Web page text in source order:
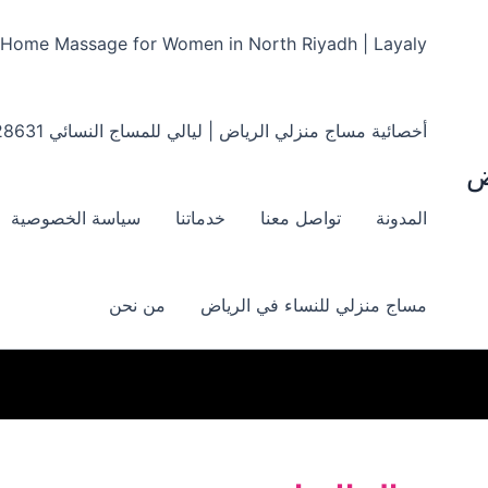
Home Massage for Women in North Riyadh | Layaly ‏‪0548728631
أخصائية مساج منزلي الرياض | ليالي للمساج النسائي ‏‪0548728631
المدونة تواصل معنا خدماتنا سياسة الخصوصية
مساج منزلي للنساء في الرياض من نحن